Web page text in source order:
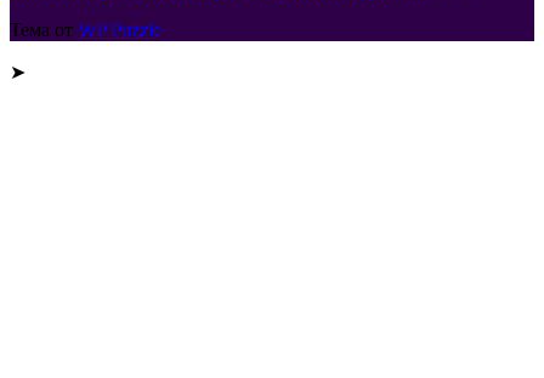
Тема от WP Puzzle
➤